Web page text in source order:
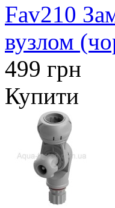
Fav210
вузлом
499 грн
Купити